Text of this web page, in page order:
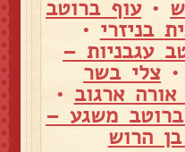
•עוף ברוטב
בניזרי •
עגבניות –
• צלי בשר
ארגוב •
ברוטב משגע –
הרוש